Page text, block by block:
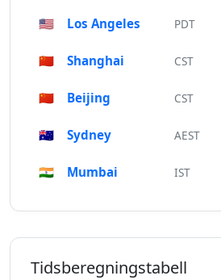
🇺🇸 Los Angeles PDT
🇨🇳 Shanghai CST
🇨🇳 Beijing CST
🇦🇺 Sydney AEST
🇮🇳 Mumbai IST
Tidsberegningstabell